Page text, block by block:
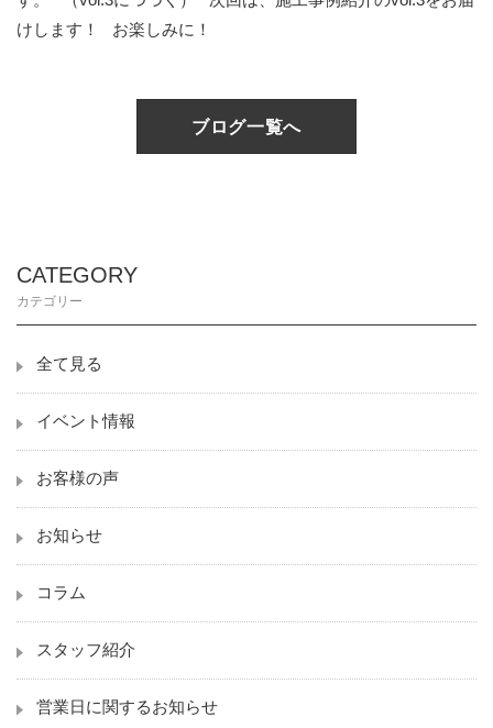
CATEGORY
カテゴリー
全て見る
イベント情報
お客様の声
お知らせ
コラム
スタッフ紹介
営業日に関するお知らせ
けします！
お楽しみに！
ブログ一覧へ